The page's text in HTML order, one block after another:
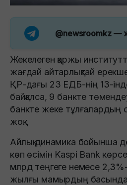
@newsroomkz —
Жекелеген қаржы
жағдай айтарлықтай
ҚР-дағы 23 ЕДБ-нің 13-
байқалса, 9 банкте
банкте жеке
жоқ.
Айлық динамика бойынша
көп өсімін Kaspi Bank
млрд теңгеге немесе
жылғы мамырдың